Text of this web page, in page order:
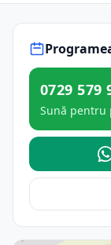
0729 579
Sună pentru